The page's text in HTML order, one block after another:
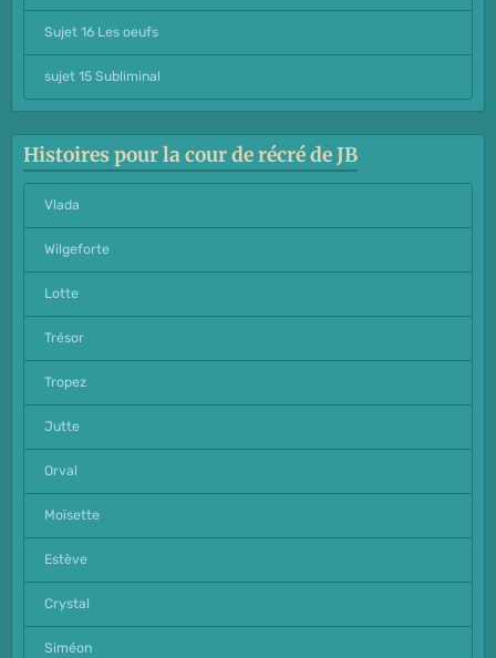
Sujet 16 Les oeufs
sujet 15 Subliminal
Histoires pour la cour de récré de JB
Vlada
Wilgeforte
Lotte
Trésor
Tropez
Jutte
Orval
Moïsette
Estève
Crystal
Siméon